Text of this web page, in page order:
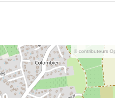
© contributeurs